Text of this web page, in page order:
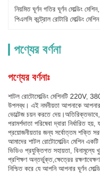
নিয়মিত ঘূর্ণন গতির ঘূর্ণন মোল্ডিং মেশিন,
পিএলসি কন্ট্রোল রোটারি মোল্ডিং মেশিন
পণ্যের বর্ণনা
পণ্যের বর্ণনাঃ
শাটল রোটোমোল্ডিং মেশিনটি 220V,
উপলব্ধ। এই নমনীয়তা আপনাকে
ভোল্টেজ চয়ন করতে
পরামর্শদাতা পরিষেবা দ্বারা নির্ধারিত
প্রয়োজনীয়তার জন্য সর্বোত্তম শক্তি
আমাদের শাটল রোটোমোল্ডিং মেশিন
ভিডিও প্রযুক্তিগত সহায়তা, বিনামূল্যে
প্রশিক্ষণ অন্তর্ভুক্ত,ক্ষেত্রের
নিশ্চিত করে যে আপনি আপনার ঘূর্ণন